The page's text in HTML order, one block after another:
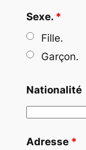
Sexe. *
Fille.
Garçon.
Nationalité
Adresse *